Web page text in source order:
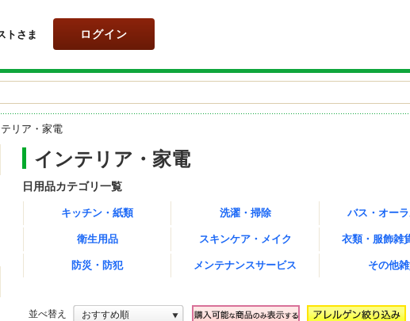
トさま ログイン
リア・家電
インテリア・家電
日用品カテゴリ一覧
キッチン・紙類 洗濯・掃除 バス・オー
衛生用品 スキンケア・メイク 衣類・服飾雑
防災・防犯 メンテナンスサービス その他
並べ替え おすすめ順